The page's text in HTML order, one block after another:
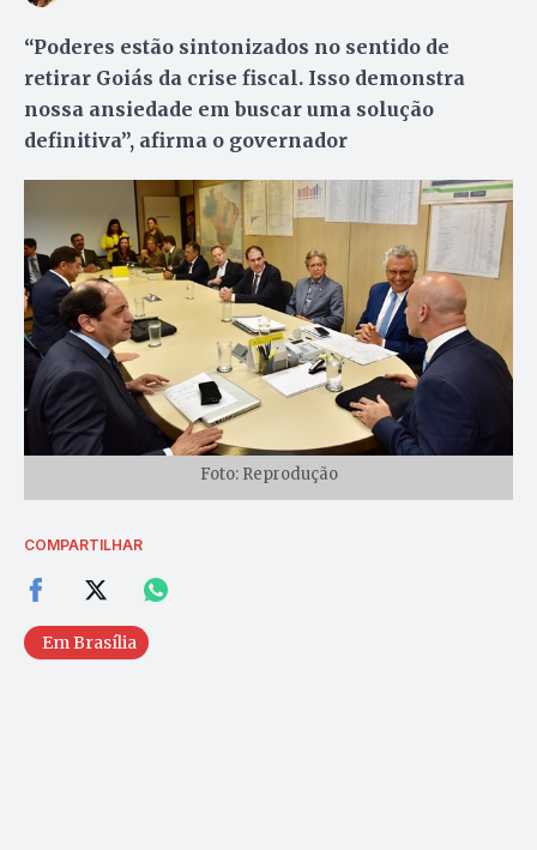
“Poderes estão sintonizados no sentido de
retirar Goiás da crise fiscal. Isso demonstra
nossa ansiedade em buscar uma solução
definitiva”, afirma o governador
Foto: Reprodução
COMPARTILHAR
Em Brasília